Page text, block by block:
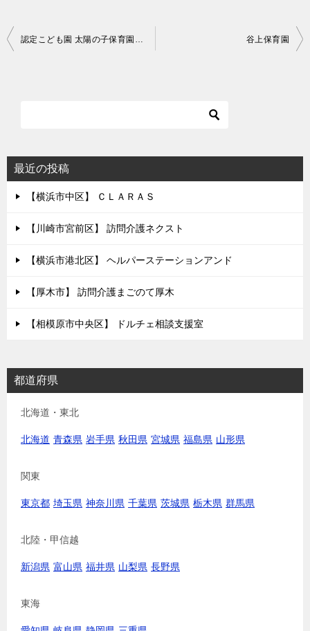
投
シ
ョ
谷上保育園
最近の投稿
【横浜市中区】 ＣＬＡＲＡＳ
【川崎市宮前区】 訪問介護ネクスト
【横浜市港北区】 ヘルパーステーションアンド
【厚木市】 訪問介護まごのて厚木
【相模原市中央区】 ドルチェ相談支援室
都道府県
北海道・東北
北海道 青森県 岩手県 秋田県 宮城県 福島県 山形県
関東
東京都 埼玉県 神奈川県 千葉県 茨城県 栃木県 群馬県
北陸・甲信越
新潟県 富山県 福井県 山梨県 長野県
東海